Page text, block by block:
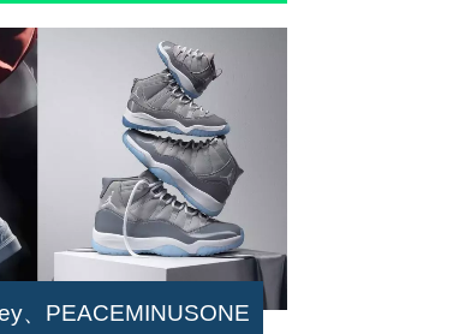
、PEACEMINUSONE